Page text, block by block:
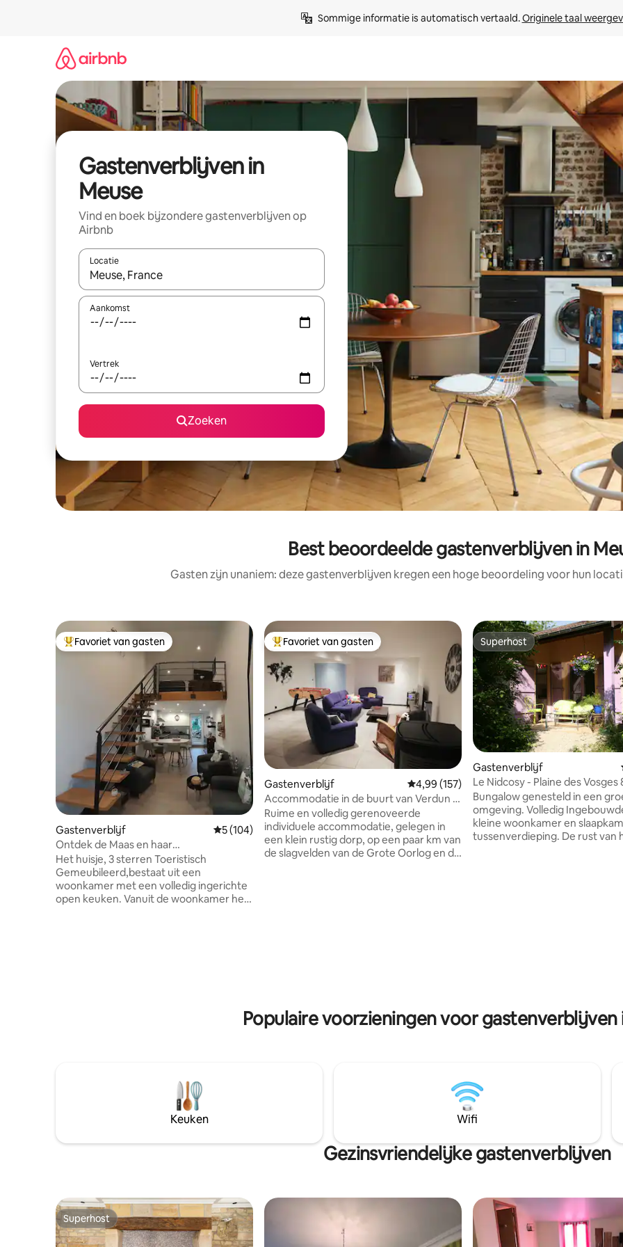
Sommige informatie is automatisch vertaald. Originele taal
Gastenverblijven in
Meuse
Vind en boek bijzondere gastenverblijven op
Airbnb
Locatie
Wanneer er suggesties beschikbaar zijn, maak je een keuze met je de pijltjestoetsen omhoog en omlaag, óf door te
Aankomst
Vertrek
Zoeken
Best beoordeelde gastenverblijven in
Gasten zijn unaniem: deze gastenverblijven kregen een hoge beoordeling voor hun
Topfavoriet van gasten
Favoriet van gasten
Gastenverblijf Gemiddelde beoordeling van 5 uit 5, 104 recensies
5 (104)
Ontdek de Maas en haar
herdenkingsplaatsen
Het huisje, 3 sterren Toeristisch
Gemeubileerd,bestaat uit een
woonkamer met een volledig ingerichte
open keuken. Vanuit de woonkamer heb
Topfavoriet van gasten
Favoriet van gasten
Gastenverblijf Gemiddelde beoordeling van 4,99 uit 5, 157
4,99 (157)
Accommodatie in de buurt van Verdun -
herdenkingsplaatsen 14/18
Ruime en volledig gerenoveerde
individuele accommodatie, gelegen in
een klein rustig dorp, op een paar km van
de slagvelden van de Grote Oorlog en de
Superhost
Superhost
Gastenverblijf
Le Nidcosy - Plaine des Vosges
Bungalow genesteld in een
omgeving. Volledig
kleine woonkamer en
tussenverdieping. De rust van het
Populaire voorzieningen voor gastenverblijven
Keuken Wifi
Gezinsvriendelijke gastenverblijven
Superhost
Superhost